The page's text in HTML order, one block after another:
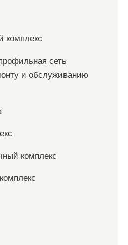
комплекс
сеть
и обслуживанию
комплекс